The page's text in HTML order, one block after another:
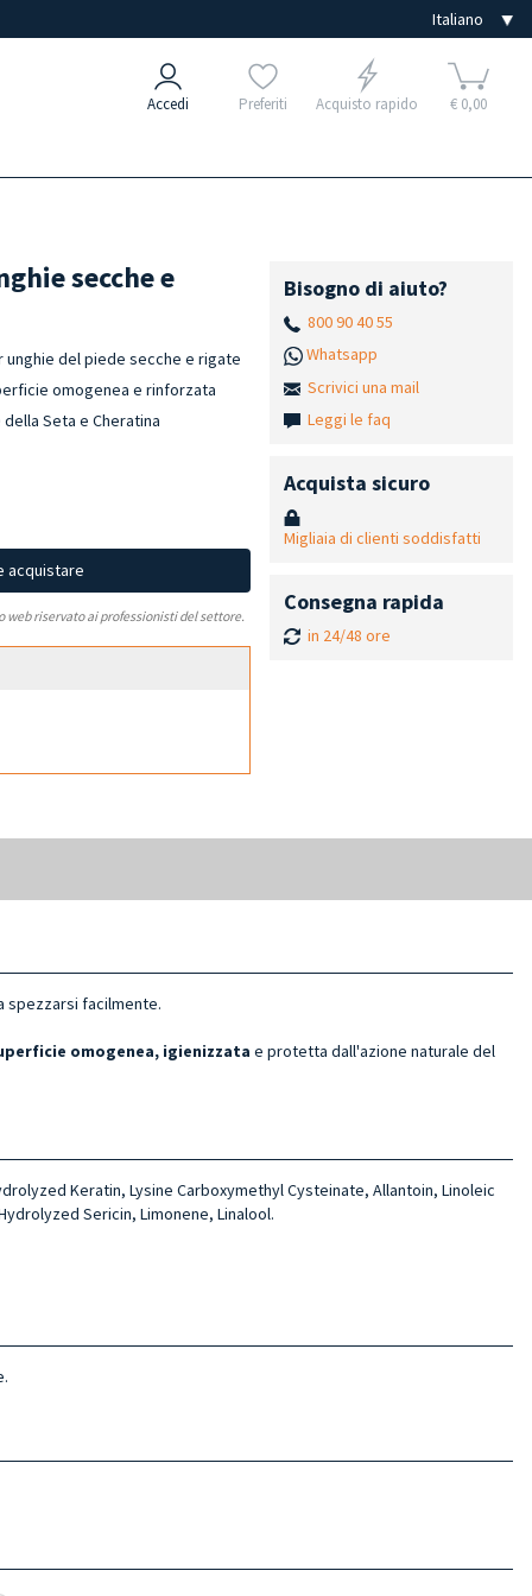
Accedi Preferiti Acquisto rapido € 0,00
secche e
del piede secche e rigate
omogenea e rinforzata
Seta e Cheratina
acquistare
web riservato ai professionisti del settore.
Bisogno di aiuto?
800 90 40 55
Whatsapp
Scrivici una mail
Leggi le faq
Acquista sicuro
Migliaia di clienti soddisfatti
Consegna rapida
in 24/48 ore
spezzarsi facilmente.
omogenea, igienizzata e protetta dall'azione naturale del
Keratin, Lysine Carboxy­methyl Cysteinate, Allan­toin, Linoleic
Seri­cin, Limonene, Linalool.